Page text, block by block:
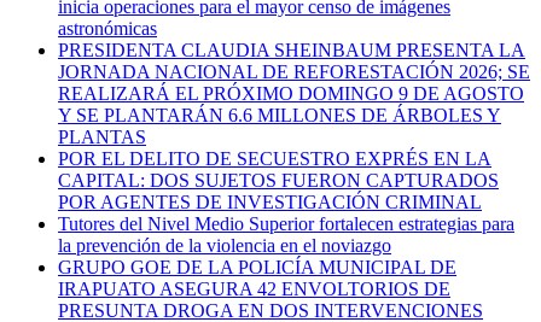
inicia operaciones para el mayor censo de imágenes
astronómicas
PRESIDENTA CLAUDIA SHEINBAUM PRESENTA LA
JORNADA NACIONAL DE REFORESTACIÓN 2026; SE
REALIZARÁ EL PRÓXIMO DOMINGO 9 DE AGOSTO
Y SE PLANTARÁN 6.6 MILLONES DE ÁRBOLES Y
PLANTAS
POR EL DELITO DE SECUESTRO EXPRÉS EN LA
CAPITAL: DOS SUJETOS FUERON CAPTURADOS
POR AGENTES DE INVESTIGACIÓN CRIMINAL
Tutores del Nivel Medio Superior fortalecen estrategias para
la prevención de la violencia en el noviazgo
GRUPO GOE DE LA POLICÍA MUNICIPAL DE
IRAPUATO ASEGURA 42 ENVOLTORIOS DE
PRESUNTA DROGA EN DOS INTERVENCIONES